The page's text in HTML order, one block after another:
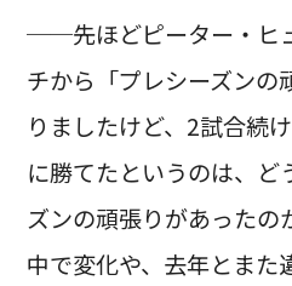
──先ほどピーター・ヒ
チから「プレシーズンの
りましたけど、2試合続
に勝てたというのは、ど
ズンの頑張りがあったの
中で変化や、去年とまた